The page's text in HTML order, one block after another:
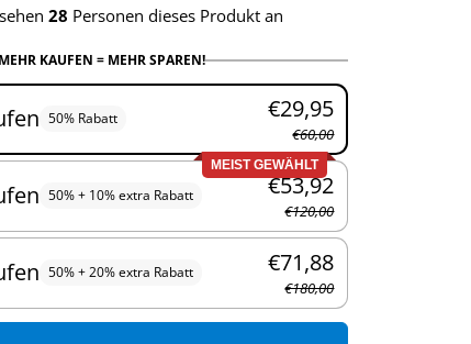
28 Personen dieses Produkt an
KAUFEN = MEHR SPAREN!
50% Rabatt €29,95
€60,00
MEIST GEWÄHLT
50% + 10% extra Rabatt €53,92
€120,00
50% + 20% extra Rabatt €71,88
€180,00